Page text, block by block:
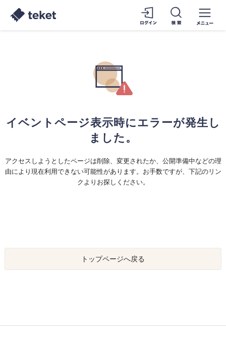
イベントページ表示時にエラーが発生し
ました。
アクセスしようとしたページは削除、変更されたか、公開準備中などの理
由により現在利用できない可能性があります。お手数ですが、下記のリン
クよりお探しください。
トップページへ戻る